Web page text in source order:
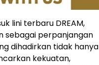
lini terbaru DREAM,
sebagai perpanjangan
dihadirkan tidak hanya
kekuatan,